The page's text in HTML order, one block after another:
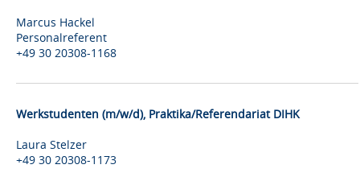
Marcus Hackel
Personalreferent
+49 30 20308-1168
Werkstudenten (m/w/d), Praktika/Referendariat DIHK
Laura Stelzer
+49 30 20308-1173